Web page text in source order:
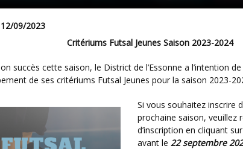
12/09/2023
Critériums Futsal Jeunes Saison 2023-2024
de ses critériums Futsal Jeunes pour la saison 2023-
Si vous souhaitez inscrire des équipes pour la
prochaine saison, veuillez
d’inscription en cliquant
avant le 22 septembre